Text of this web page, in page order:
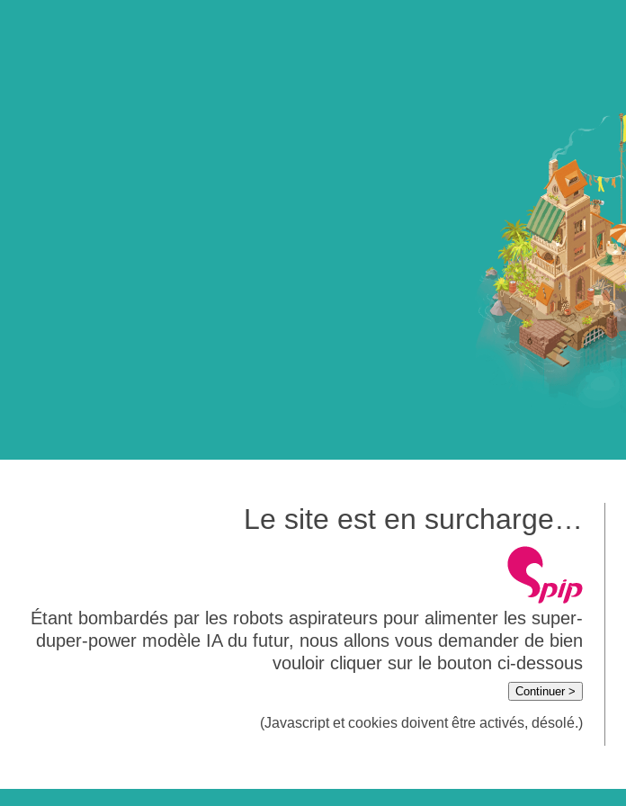
Le site est en surcharge…
Étant bombardés par les robots aspirateurs pour alimenter les super-
duper-power modèle IA du futur, nous allons vous demander de bien
vouloir cliquer sur le bouton ci-dessous
Continuer >
(Javascript et cookies doivent être activés, désolé.)